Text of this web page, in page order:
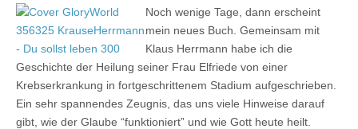
Buch
ist
Druck!
Noch wenige Tage, dann erscheint
mein neues Buch. Gemeinsam mit
Klaus Herrmann habe ich die
Geschichte der Heilung seiner Frau Elfriede von einer
Krebserkrankung in fortgeschrittenem Stadium aufgeschrieben.
Ein sehr spannendes Zeugnis, das uns viele Hinweise darauf
gibt, wie der Glaube “funktioniert” und wie Gott heute heilt.